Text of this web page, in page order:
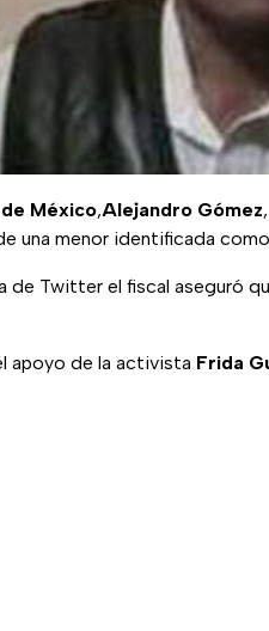
México,Alejandro Gómez
una menor identificada como
de Twitter el fiscal aseguró
apoyo de la activista Frida